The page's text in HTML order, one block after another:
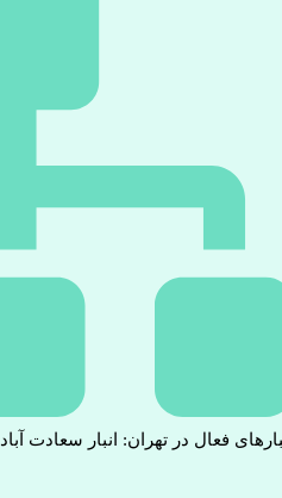
فعال در تهران: انبار سعادت آباد